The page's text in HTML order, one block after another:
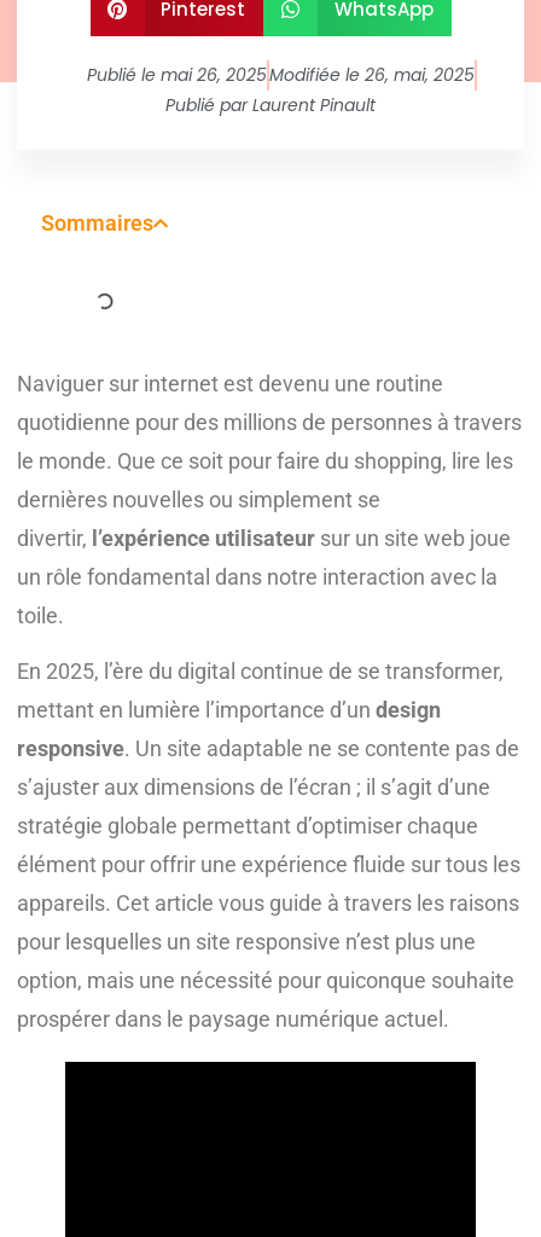
Pinterest WhatsApp
Publié le mai 26, 2025Modifiée le 26, mai, 2025
Publié parLaurent Pinault
Sommaires
Naviguer sur internet est devenu une routine
quotidienne pour des millions de personnes à travers
le monde. Que ce soit pour faire du shopping, lire les
dernières nouvelles ou simplement se
divertir, l’expérience utilisateur sur un site web joue
un rôle fondamental dans notre interaction avec la
toile.
En 2025, l’ère du digital continue de se transformer,
mettant en lumière l’importance d’un design
responsive. Un site adaptable ne se contente pas de
s’ajuster aux dimensions de l’écran ; il s’agit d’une
stratégie globale permettant d’optimiser chaque
élément pour offrir une expérience fluide sur tous les
appareils. Cet article vous guide à travers les raisons
pour lesquelles un site responsive n’est plus une
option, mais une nécessité pour quiconque souhaite
prospérer dans le paysage numérique actuel.